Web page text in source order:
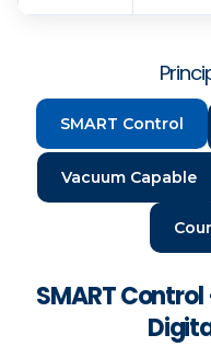
SMART Control
Vacuum Capable
SMART